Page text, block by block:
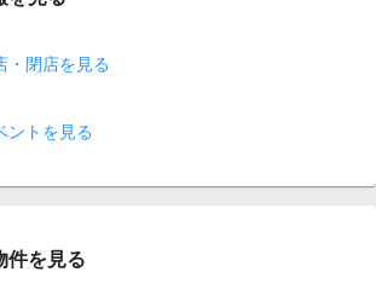
・閉店を見る
ントを見る
件を見る